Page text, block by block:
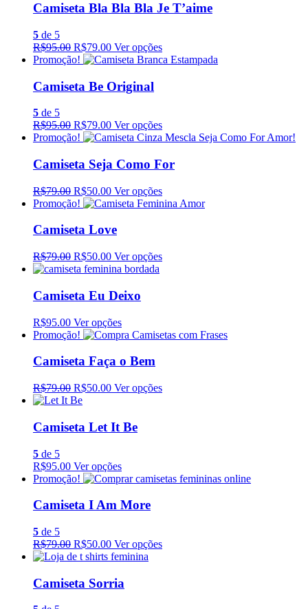
Camiseta Bla Bla Bla Je T’aime
5 de 5
R$95.00 R$79.00 Ver opções
Promoção!
Camiseta Be Original
5 de 5
R$95.00 R$79.00 Ver opções
Promoção!
Camiseta Seja Como For
R$79.00 R$50.00 Ver opções
Promoção!
Camiseta Love
R$79.00 R$50.00 Ver opções
Camiseta Eu Deixo
R$95.00 Ver opções
Promoção!
Camiseta Faça o Bem
R$79.00 R$50.00 Ver opções
Camiseta Let It Be
5 de 5
R$95.00 Ver opções
Promoção!
Camiseta I Am More
5 de 5
R$79.00 R$50.00 Ver opções
Camiseta Sorria